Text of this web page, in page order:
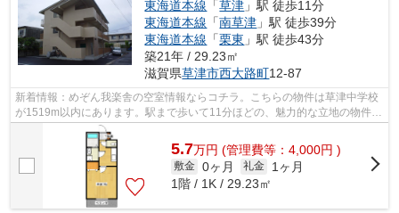
東海道本線 「草津 」駅 徒歩11分
東海道本線 「南草津 」駅 徒歩39分
東海道本線 「栗東 」駅 徒歩43分
築21年 / 29.23㎡
滋賀県草津市西大路町12-87
新着情報：めぞん我楽舎の空室情報ならコチラ。こちらの物件は草津中学校
が1519m以内にあります。駅まで歩いて11分ほどの、魅力的な立地の物件で
す。防犯対策もバッチリなマンションタ...
5.7万円 (管理費等：4,000円 )
敷金 0ヶ月 礼金
1ヶ月
1階 / 1K / 29.23㎡